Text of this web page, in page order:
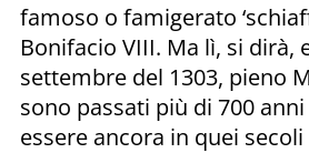
famoso o famigerato
Bonifacio VIII. Ma lì, si dirà,
settembre del 1303, pieno
sono passati più di 700
essere ancora in quei